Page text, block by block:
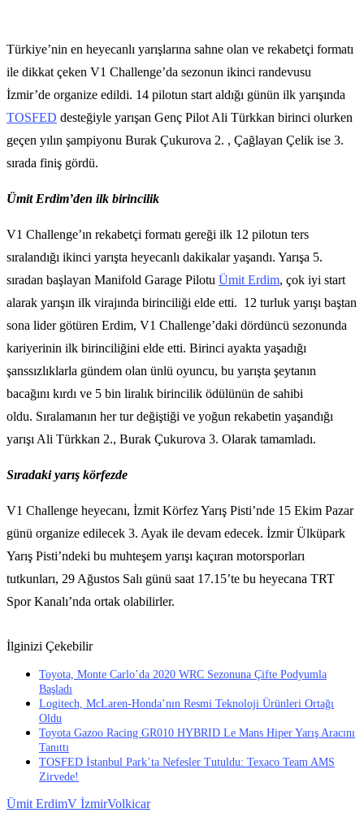
Türkiye’nin en heyecanlı yarışlarına sahne olan ve rekabetçi formatı
ile dikkat çeken V1 Challenge’da sezonun ikinci randevusu
İzmir’de organize edildi. 14 pilotun start aldığı günün ilk yarışında
TOSFED desteğiyle yarışan Genç Pilot Ali Türkkan birinci olurken
geçen yılın şampiyonu Burak Çukurova 2. , Çağlayan Çelik ise 3.
sırada finiş gördü.
Ümit Erdim’den ilk birincilik
V1 Challenge’ın rekabetçi formatı gereği ilk 12 pilotun ters
sıralandığı ikinci yarışta heyecanlı dakikalar yaşandı. Yarışa 5.
sıradan başlayan Manifold Garage Pilotu Ümit Erdim, çok iyi start
alarak yarışın ilk virajında birinciliği elde etti. 12 turluk yarışı baştan
sona lider götüren Erdim, V1 Challenge’daki dördüncü sezonunda
kariyerinin ilk birinciliğini elde etti. Birinci ayakta yaşadığı
şanssızlıklarla gündem olan ünlü oyuncu, bu yarışta şeytanın
bacağını kırdı ve 5 bin liralık birincilik ödülünün de sahibi
oldu. Sıralamanın her tur değiştiği ve yoğun rekabetin yaşandığı
yarışı Ali Türkkan 2., Burak Çukurova 3. Olarak tamamladı.
Sıradaki yarış körfezde
V1 Challenge heyecanı, İzmit Körfez Yarış Pisti’nde 15 Ekim Pazar
günü organize edilecek 3. Ayak ile devam edecek. İzmir Ülküpark
Yarış Pisti’ndeki bu muhteşem yarışı kaçıran motorsporları
tutkunları, 29 Ağustos Salı günü saat 17.15’te bu heyecana TRT
Spor Kanalı’nda ortak olabilirler.
İlginizi Çekebilir
Toyota, Monte Carlo’da 2020 WRC Sezonuna Çifte Podyumla
Başladı
Logitech, McLaren-Honda’nın Resmi Teknoloji Ürünleri Ortağı
Oldu
Toyota Gazoo Racing GR010 HYBRID Le Mans Hiper Yarış Aracını
Tanıttı
TOSFED İstanbul Park’ta Nefesler Tutuldu: Texaco Team AMS
Zirvede!
Ümit ErdimV İzmirVolkicar